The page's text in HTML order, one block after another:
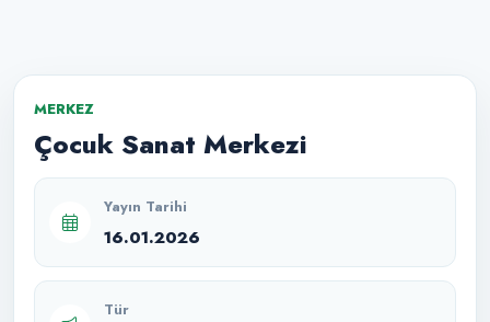
MERKEZ
Çocuk Sanat Merkezi
Yayın Tarihi
16.01.2026
Tür